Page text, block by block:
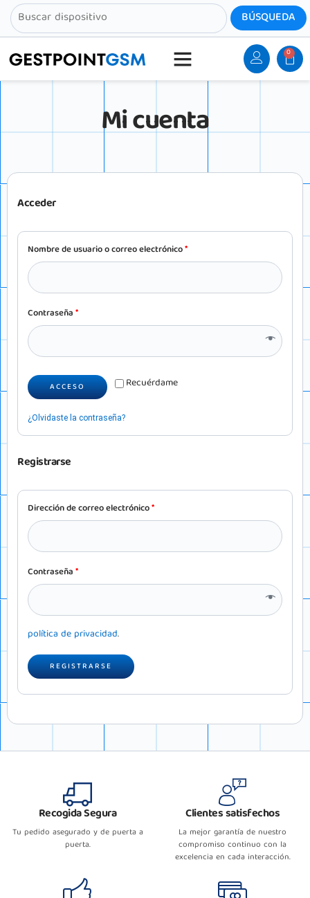
0
Mi cuenta
Acceder
Nombre de usuario o correo electrónico*
Contraseña*
Recuérdame
ACCESO
¿Olvidaste la contraseña?
Registrarse
Dirección de correo electrónico*
Contraseña*
política de privacidad.
REGISTRARSE
Recogida Segura
Tu pedido asegurado y de puerta a
puerta.
Clientes satisfechos
La mejor garantía de nuestro
compromiso continuo con la
excelencia en cada interacción.